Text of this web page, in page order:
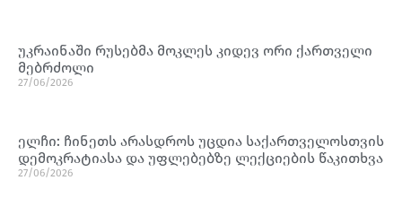
უკრაინაში რუსებმა მოკლეს კიდევ ორი ქართველი
მებრძოლი
27/06/2026
ელჩი: ჩინეთს არასდროს უცდია საქართველოსთვის
დემოკრატიასა და უფლებებზე ლექციების წაკითხვა
27/06/2026